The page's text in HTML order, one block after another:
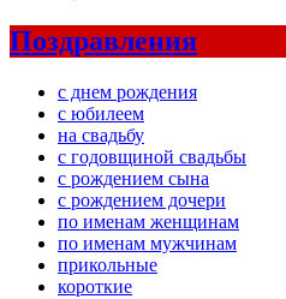
Поздравления
с днем рождения
с юбилеем
на свадьбу
с годовщиной свадьбы
с рождением сына
с рождением дочери
по именам женщинам
по именам мужчинам
прикольные
короткие